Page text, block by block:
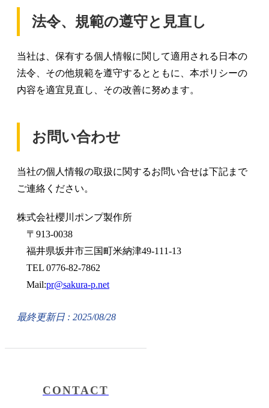
法令、規範の遵守と見直し
当社は、保有する個人情報に関して適用される日本の
法令、その他規範を遵守するとともに、本ポリシーの
内容を適宜見直し、その改善に努めます。
お問い合わせ
当社の個人情報の取扱に関するお問い合せは下記まで
ご連絡ください。
株式会社櫻川ポンプ製作所
〒913-0038
福井県坂井市三国町米納津49-111-13
TEL 0776-82-7862
Mail:pr@sakura-p.net
最終更新日 : 2025/08/28
CONTACT